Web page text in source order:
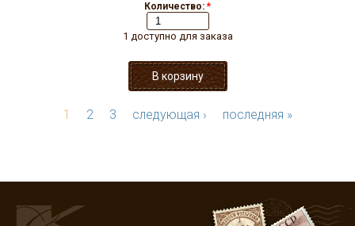
Количество: *
1 доступно для заказа
1 2 3 следующая › последняя »